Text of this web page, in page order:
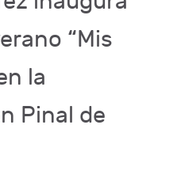
“Mis
la
Pinal de